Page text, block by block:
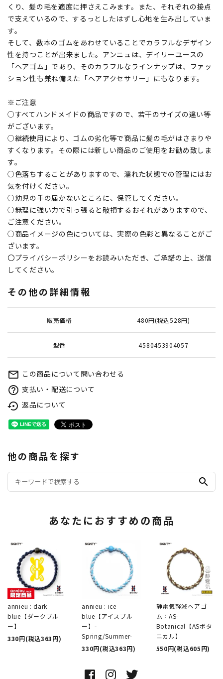
くり、髪の毛を適度に押さえこみます。また、それぞれの接点
で支えているので、するっとしたはずし心地を生み出していま
す。
そして、数本のゴムをあわせていることでカラフルなデザイン
性を持つことが出来ました。アンニュは、デイリーユースの
「ヘアゴム」であり、そのカラフルなラインナップは、ファッ
ション性も兼ね備えた「ヘアアクセサリー」にもなります。
※ご注意
○すべてハンドメイドの商品ですので、若干のサイズの違い等
がございます。
○継続使用により、ゴムの劣化等で商品に髪の毛がはさまりや
すくなります。その際には新しい商品のご使用をお勧め致しま
す。
○色落ちすることがありますので、濡れた状態での管理にはお
気を付けください。
○幼児の手の届かないところに、保管してください。
○無理に強い力で引っ張ると破損するおそれがありますので、
ご注意ください。
○商品イメージの色については、実際の色彩と異なることがご
ざいます。
〇プライバシーポリシーをお読みいただき、ご承諾の上、送信
してください。
その他の詳細情報
販売価格 480円(税込528円)
型番 4580453904057
mail_outline この商品について問い合わせる
help_outline 支払い・配送について
settings_backup_restore 返品について
他の商品を探す
search
あなたにおすすめの商品
annieu : dark
blue【ダークブル
ー】
330円(税込363円)
annieu : ice
blue【アイスブル
ー】-
Spring/Summer-
330円(税込363円)
静電気軽減ヘアゴ
ム：AS-
Botanical【ASボタ
ニカル】
550円(税込605円)